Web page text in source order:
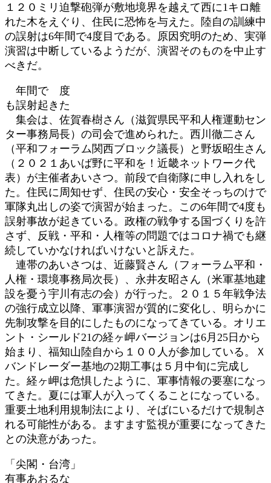
１２０ミリ迫撃砲弾が敷地境界を越えて西に1キロ離
れた木をえぐり、住民に恐怖を与えた。陸自の訓練中
の誤射は6年間で4度目である。原因究明のため、実弾
演習は中断しているようだが、演習そのものを中止す
べきだ。
年間で 度
も誤射起きた
集会は、佐賀春樹さん（滋賀県民平和人権運動セン
ター事務局長）の司会で進められた。西川徹二さん
（平和フォーラム関西ブロック議長）と野坂昭生さん
（２０２１あいば野に平和を！近畿ネットワーク代
表）が主催者あいさつ。前段で自衛隊に申し入れをし
た。住民に周知せず、住民の安心・安全そっちのけで
軍隊丸出しの姿で演習が始まった。この6年間で4度も
誤射事故が起きている。政権の戦争する国づくりを許
さず、反戦・平和・人権等の問題ではコロナ禍でも継
続していかなければいけないと訴えた。
連帯のあいさつは、近藤賢さん（フォーラム平和・
人権・環境事務局次長）、永井友昭さん（米軍基地建
設を憂う宇川有志の会）が行った。２０１５年戦争法
の強行成立以降、軍事演習が質的に変化し、明らかに
先制攻撃を目的にしたものになってきている。オリエ
ント・シールド21の経ヶ岬バージョンは6月25日から
始まり、福知山陸自から１００人が参加している。Ｘ
バンドレーダー基地の2期工事は５月中旬に完成し
た。経ヶ岬は危惧したように、軍事情報の要塞になっ
てきた。夏には軍人が入ってくることになっている。
重要土地利用規制法により、そばにいるだけで規制さ
れる可能性がある。ますます監視が重要になってきた
との決意があった。
「尖閣・台湾」
有事あおるな